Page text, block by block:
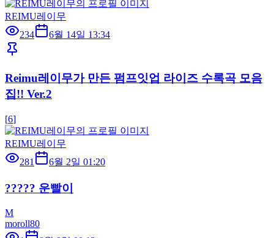
REIMU레이무
234
6월 14일 13:34
Reimu레이무가 만든 펌프잇업 라이즈 수록곡 모음
집!! Ver.2
[6]
REIMU레이무
281
6월 2일 01:20
????? 운빨이
M
moroll80